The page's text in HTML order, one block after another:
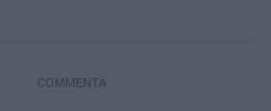
COMMENTA